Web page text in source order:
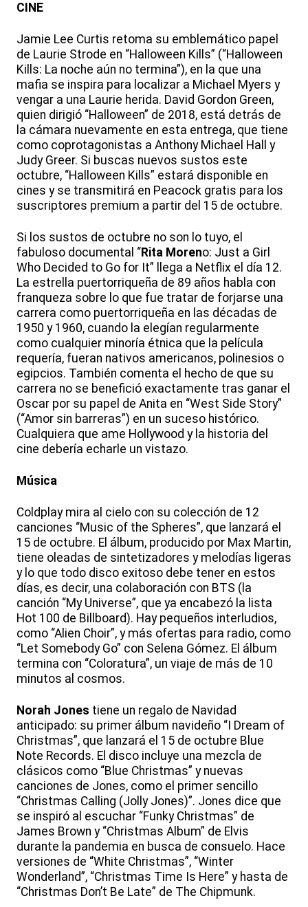
CINE
Jamie Lee Curtis retoma su emblemático papel
de Laurie Strode en “Halloween Kills” (“Halloween
Kills: La noche aún no termina”), en la que una
mafia se inspira para localizar a Michael Myers y
vengar a una Laurie herida. David Gordon Green,
quien dirigió “Halloween” de 2018, está detrás de
la cámara nuevamente en esta entrega, que tiene
como coprotagonistas a Anthony Michael Hall y
Judy Greer. Si buscas nuevos sustos este
octubre, “Halloween Kills” estará disponible en
cines y se transmitirá en Peacock gratis para los
suscriptores premium a partir del 15 de octubre.
Si los sustos de octubre no son lo tuyo, el
fabuloso documental “Rita Moreno: Just a Girl
Who Decided to Go for It” llega a Netflix el día 12.
La estrella puertorriqueña de 89 años habla con
franqueza sobre lo que fue tratar de forjarse una
carrera como puertorriqueña en las décadas de
1950 y 1960, cuando la elegían regularmente
como cualquier minoría étnica que la película
requería, fueran nativos americanos, polinesios o
egipcios. También comenta el hecho de que su
carrera no se benefició exactamente tras ganar el
Oscar por su papel de Anita en “West Side Story”
(“Amor sin barreras”) en un suceso histórico.
Cualquiera que ame Hollywood y la historia del
cine debería echarle un vistazo.
Música
Coldplay mira al cielo con su colección de 12
canciones “Music of the Spheres”, que lanzará el
15 de octubre. El álbum, producido por Max Martin,
tiene oleadas de sintetizadores y melodías ligeras
y lo que todo disco exitoso debe tener en estos
días, es decir, una colaboración con BTS (la
canción “My Universe”, que ya encabezó la lista
Hot 100 de Billboard). Hay pequeños interludios,
como “Alien Choir”, y más ofertas para radio, como
“Let Somebody Go” con Selena Gómez. El álbum
termina con “Coloratura”, un viaje de más de 10
minutos al cosmos.
Norah Jones tiene un regalo de Navidad
anticipado: su primer álbum navideño “I Dream of
Christmas”, que lanzará el 15 de octubre Blue
Note Records. El disco incluye una mezcla de
clásicos como “Blue Christmas” y nuevas
canciones de Jones, como el primer sencillo
“Christmas Calling (Jolly Jones)”. Jones dice que
se inspiró al escuchar “Funky Christmas” de
James Brown y “Christmas Album” de Elvis
durante la pandemia en busca de consuelo. Hace
versiones de “White Christmas”, “Winter
Wonderland”, “Christmas Time Is Here” y hasta de
“Christmas Don’t Be Late” de The Chipmunk.